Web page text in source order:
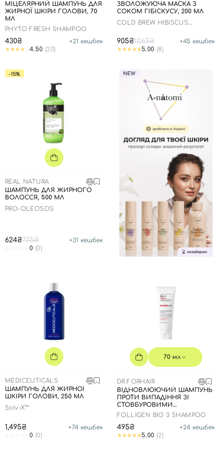
МІЦЕЛЯРНИЙ ШАМПУНЬ ДЛЯ
ЖИРНОЇ ШКІРИ ГОЛОВИ, 70
МЛ
PHYTO FRESH SHAMPOO
430₴ +21 кешбек
4.50 (20)
ЗВОЛОЖУЮЧА МАСКА З
СОКОМ ГІБІСКУСУ, 200 МЛ
COLD BREW HIBISCUS
905₴1,065₴ +45 кешбек
5.00 (8)
-15%
REAL NATURA
ШАМПУНЬ ДЛЯ ЖИРНОГО
ВОЛОССЯ, 500 МЛ
PRO-OLEOSOS
624₴735₴ +31 кешбек
0 (0)
MEDICEUTICALS
ШАМПУНЬ ДЛЯ ЖИРНОЇ
ШКІРИ ГОЛОВИ, 250 МЛ
Solv-X™
1,495₴ +74 кешбек
0 (0)
70 мл
DR.FORHAIR
ВІДНОВЛЮЮЧИЙ ШАМПУНЬ
ПРОТИ ВИПАДІННЯ ЗІ
СТОВБУРОВИМИ
КЛІТИНАМИ, 70 МЛ
FOLLIGEN BIO 3 SHAMPOO
495₴ +24 кешбек
5.00 (2)